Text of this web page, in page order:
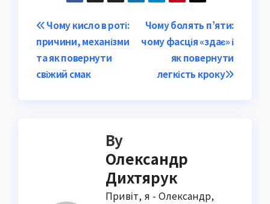
Post
navigation
Чому болять п’яти:
чому фасція «здає» і
як повернути
легкість кроку
Чому кисло в роті:
причини, механізми
та як повернути
свіжий смак
By
Олександр
Дихтярук
Привіт, я - Олександр,